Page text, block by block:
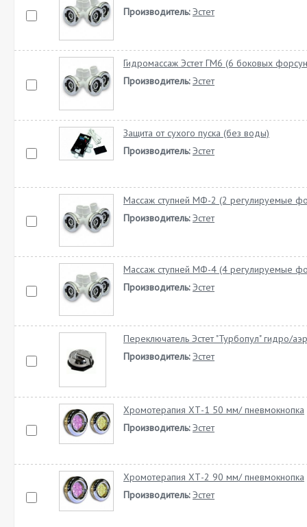
Производитель: Эстет
Гидромассаж Эстет ГМ6 (6 боковых
Производитель: Эстет
Защита от сухого пуска (без воды)
Производитель: Эстет
Массаж ступней МФ-2 (2 регулируемые
Производитель: Эстет
Массаж ступней МФ-4 (4 регулируемые
Производитель: Эстет
Переключатель Эстет "Турбопул" гидро/
Производитель: Эстет
Хромотерапия ХТ-1 50 мм/ пневмокнопка
Производитель: Эстет
Хромотерапия ХТ-2 90 мм/ пневмокнопка
Производитель: Эстет